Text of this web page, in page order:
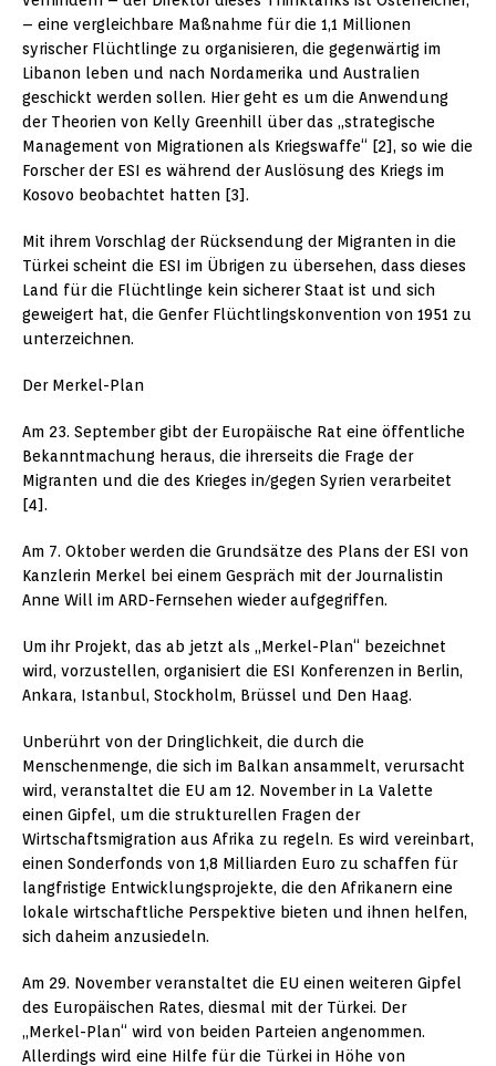
– eine vergleichbare Maßnahme für die 1,1 Millionen
syrischer Flüchtlinge zu organisieren, die gegenwärtig im
Libanon leben und nach Nordamerika und Australien
geschickt werden sollen. Hier geht es um die Anwendung
der Theorien von Kelly Greenhill über das „strategische
Management von Migrationen als Kriegswaffe“ [2], so wie die
Forscher der ESI es während der Auslösung des Kriegs im
Kosovo beobachtet hatten [3].
Mit ihrem Vorschlag der Rücksendung der Migranten in die
Türkei scheint die ESI im Übrigen zu übersehen, dass dieses
Land für die Flüchtlinge kein sicherer Staat ist und sich
geweigert hat, die Genfer Flüchtlingskonvention von 1951 zu
unterzeichnen.
Der Merkel-Plan
Am 23. September gibt der Europäische Rat eine öffentliche
Bekanntmachung heraus, die ihrerseits die Frage der
Migranten und die des Krieges in/gegen Syrien verarbeitet
[4].
Am 7. Oktober werden die Grundsätze des Plans der ESI von
Kanzlerin Merkel bei einem Gespräch mit der Journalistin
Anne Will im ARD-Fernsehen wieder aufgegriffen.
Um ihr Projekt, das ab jetzt als „Merkel-Plan“ bezeichnet
wird, vorzustellen, organisiert die ESI Konferenzen in Berlin,
Ankara, Istanbul, Stockholm, Brüssel und Den Haag.
Unberührt von der Dringlichkeit, die durch die
Menschenmenge, die sich im Balkan ansammelt, verursacht
wird, veranstaltet die EU am 12. November in La Valette
einen Gipfel, um die strukturellen Fragen der
Wirtschaftsmigration aus Afrika zu regeln. Es wird vereinbart,
einen Sonderfonds von 1,8 Milliarden Euro zu schaffen für
langfristige Entwicklungsprojekte, die den Afrikanern eine
lokale wirtschaftliche Perspektive bieten und ihnen helfen,
sich daheim anzusiedeln.
Am 29. November veranstaltet die EU einen weiteren Gipfel
des Europäischen Rates, diesmal mit der Türkei. Der
„Merkel-Plan“ wird von beiden Parteien angenommen.
Allerdings wird eine Hilfe für die Türkei in Höhe von